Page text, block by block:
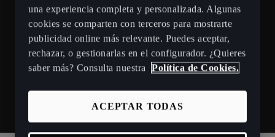
CUPRABORN 2026
Endurance 170kW (231CV)
una experiencia completa y personalizada. Algunas
cookies se comparten con terceros para mostrarte
publicidad online más relevante. Puedes aceptar,
rechazar, o gestionarlas en el configurador. ¿Quieres
saber más? Consulta nuestra
Política de Cookies.
ACEPTAR TODAS